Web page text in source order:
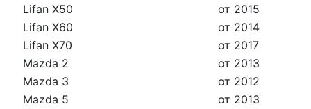
Lifan X50
от 2015
Lifan X60
от 2014
Lifan X70
от 2017
Mazda 2
от 2013
Mazda 3
от 2012
Mazda 5
от 2013